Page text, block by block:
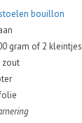
bouillon
gram of 2 kleintjes
zout